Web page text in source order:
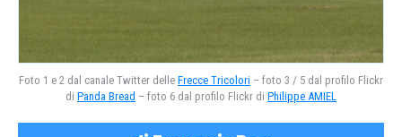
Foto 1 e 2 dal canale Twitter delle Frecce Tricolori – foto 3 / 5 dal profilo Flickr
di Panda Bread – foto 6 dal profilo Flickr di Philippe AMIEL